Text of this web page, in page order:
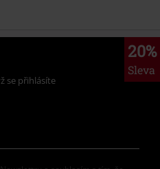
20%
Sleva
se přihlásíte